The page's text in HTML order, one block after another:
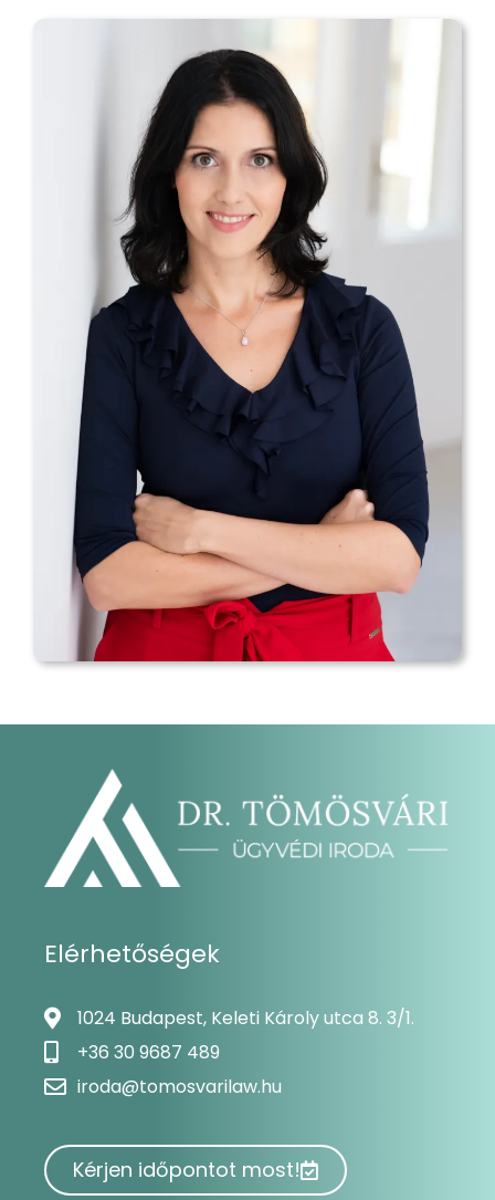
Elérhetőségek
1024 Budapest, Keleti Károly utca 8. 3/1.
+36 30 9687 489
iroda@tomosvarilaw.hu
Kérjen időpontot most!